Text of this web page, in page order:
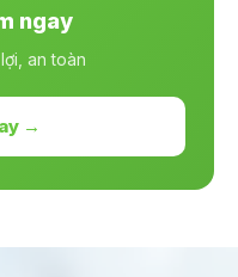
ngay
an toàn
→